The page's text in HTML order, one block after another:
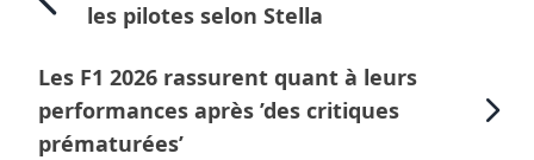
les pilotes selon Stella
Les F1 2026 rassurent quant à leurs
performances après ’des critiques
prématurées’